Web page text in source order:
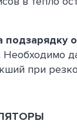
подзарядку
Необходимо
при